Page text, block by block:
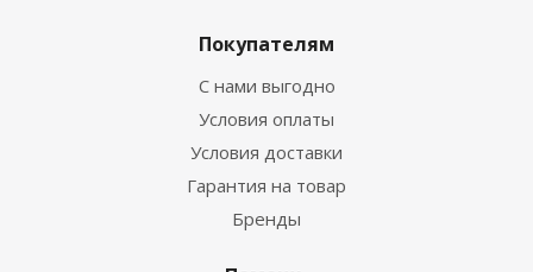
Покупателям
С нами выгодно
Условия оплаты
Условия доставки
Гарантия на товар
Бренды